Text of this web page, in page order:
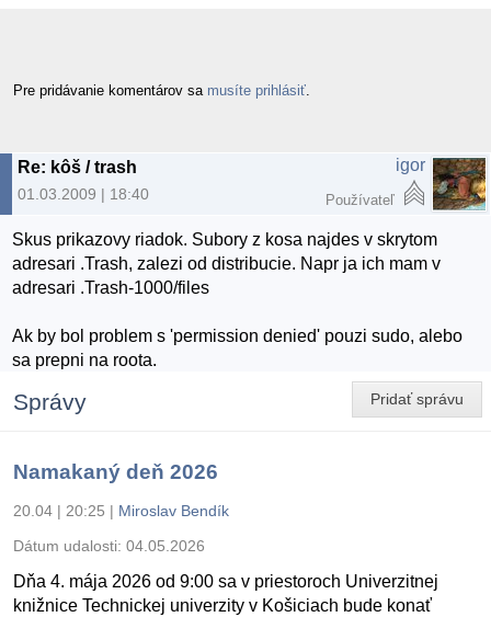
Pre pridávanie komentárov sa musíte prihlásiť
Re: kôš / trash
01.03.2009 | 18:40
igor
Používateľ
Skus prikazovy riadok. Subory z kosa najdes v skrytom
adresari .Trash, zalezi od distribucie. Napr ja ich mam v
adresari .Trash-1000/files
Ak by bol problem s 'permission denied' pouzi sudo, alebo
sa prepni na roota.
Pridať správu
Správy
Namakaný deň 2026
20.04 | 20:25 | Miroslav Bendík
Dátum udalosti: 04.05.2026
Dňa 4. mája 2026 od 9:00 sa v priestoroch Univerzitnej
knižnice Technickej univerzity v Košiciach bude konať